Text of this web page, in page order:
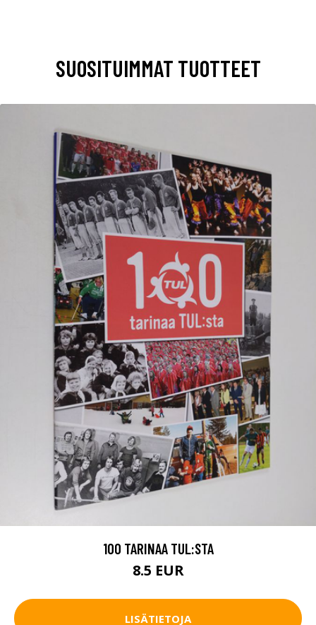
SUOSITUIMMAT TUOTTEET
100 TARINAA TUL:STA
8.5 EUR
LISÄTIETOJA